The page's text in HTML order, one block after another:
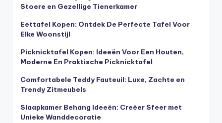
Stoere en Gezellige Tienerkamer
Eettafel Kopen: Ontdek De Perfecte Tafel Voor
Elke Woonstijl
Picknicktafel Kopen: Ideeën Voor Een Houten,
Moderne En Praktische Picknicktafel
Comfortabele Teddy Fauteuil: Luxe, Zachte en
Trendy Zitmeubels
Slaapkamer Behang Ideeën: Creëer Sfeer met
Unieke Wanddecoratie